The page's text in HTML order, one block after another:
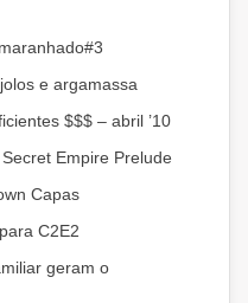
e argamassa
$$$ – abril ’10
Empire Prelude
Capas
C2E2
geram o